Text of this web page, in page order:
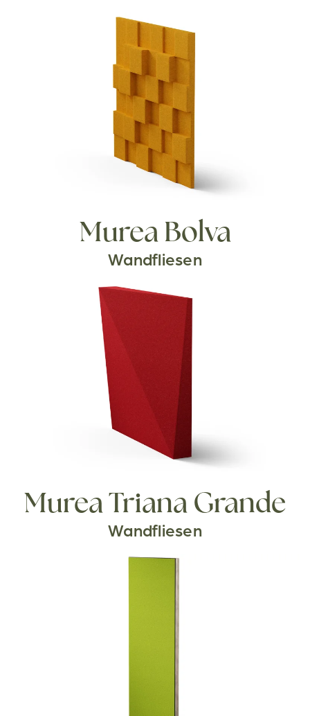
Murea Bolva
Wandfliesen
Murea Triana Grande
Wandfliesen